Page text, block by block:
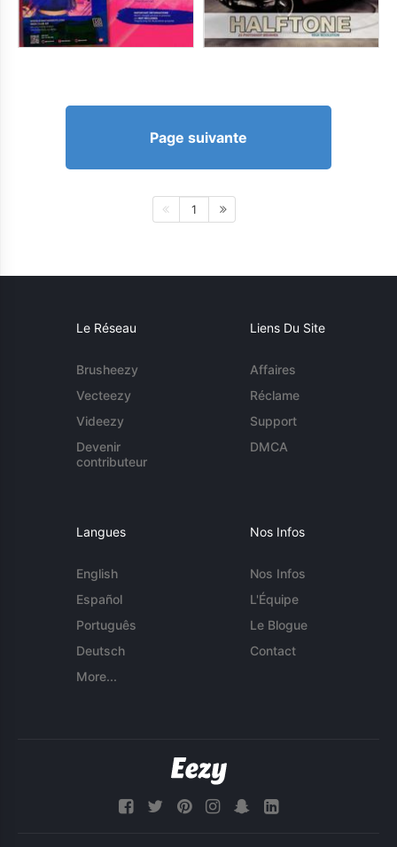
Page suivante
1
Le Réseau
Brusheezy
Vecteezy
Videezy
Devenir
contributeur
Liens Du Site
Affaires
Réclame
Support
DMCA
Langues
English
Español
Português
Deutsch
More...
Nos Infos
Nos Infos
L'Équipe
Le Blogue
Contact